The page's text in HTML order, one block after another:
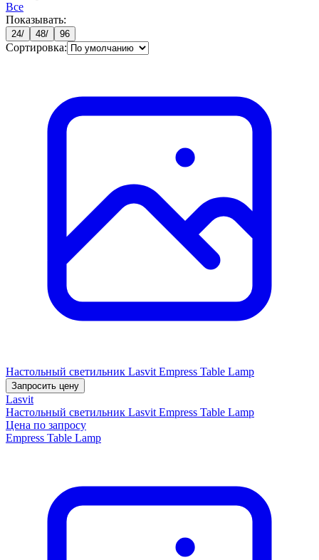
Все
Показывать:
24/ 48/ 96
Сортировка:
Настольный светильник Lasvit Empress Table Lamp
Запросить цену
Lasvit
Настольный светильник Lasvit Empress Table Lamp
Цена по запросу
Empress Table Lamp